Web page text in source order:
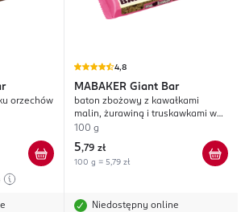
orzechów
4,8
MABAKER Giant Bar
baton zbożowy z kawałkami
malin, żurawiną i truskawkami w
polewie jogurtowej
100 g
5,79 zł
100 g = 5,79 zł
Niedostępny online